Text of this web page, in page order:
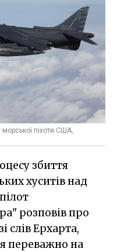
морської піхоти США,
збиття
хуситів над
розповів про
слів Ерхарта,
переважно на